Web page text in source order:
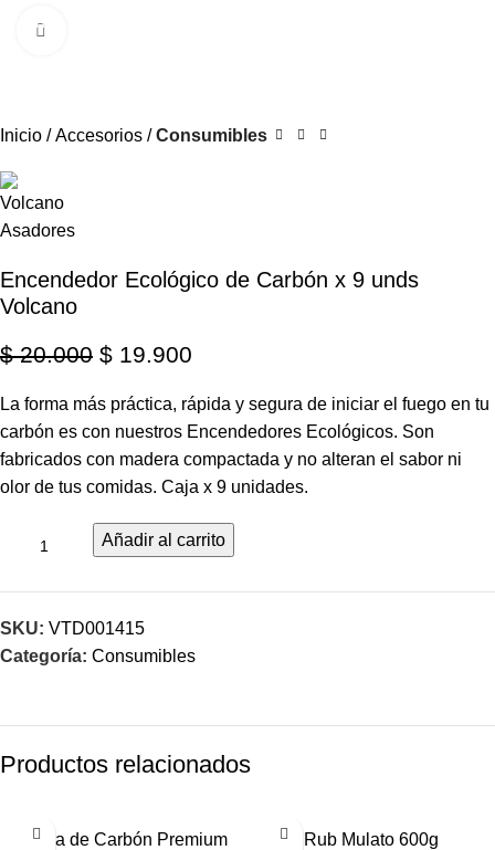
Menú
Inicio Accesorios Consumibles
Encendedor Ecológico de Carbón x 9 unds
Volcano
$20.000 $ 19.900
La forma más práctica, rápida y segura de iniciar el fuego en tu
carbón es con nuestros Encendedores Ecológicos. Son
fabricados con madera compactada y no alteran el sabor ni
olor de tus comidas. Caja x 9 unidades.
Añadir al carrito
SKU: VTD001415
Categoría: Consumibles
Productos relacionados
-14%Bolsa de Carbón Premium
Rub Mulato 600g